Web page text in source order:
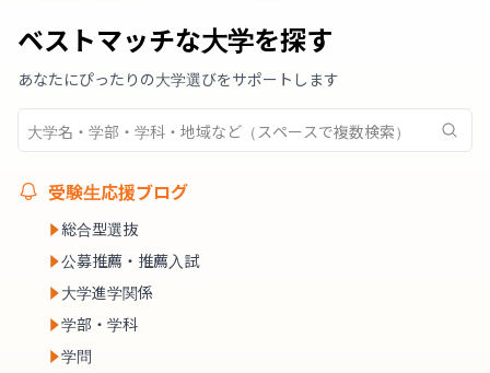
ベストマッチな大学を探す
あなたにぴったりの大学選びをサポートします
受験生応援ブログ
総合型選抜
公募推薦・推薦入試
大学進学関係
学部・学科
学問